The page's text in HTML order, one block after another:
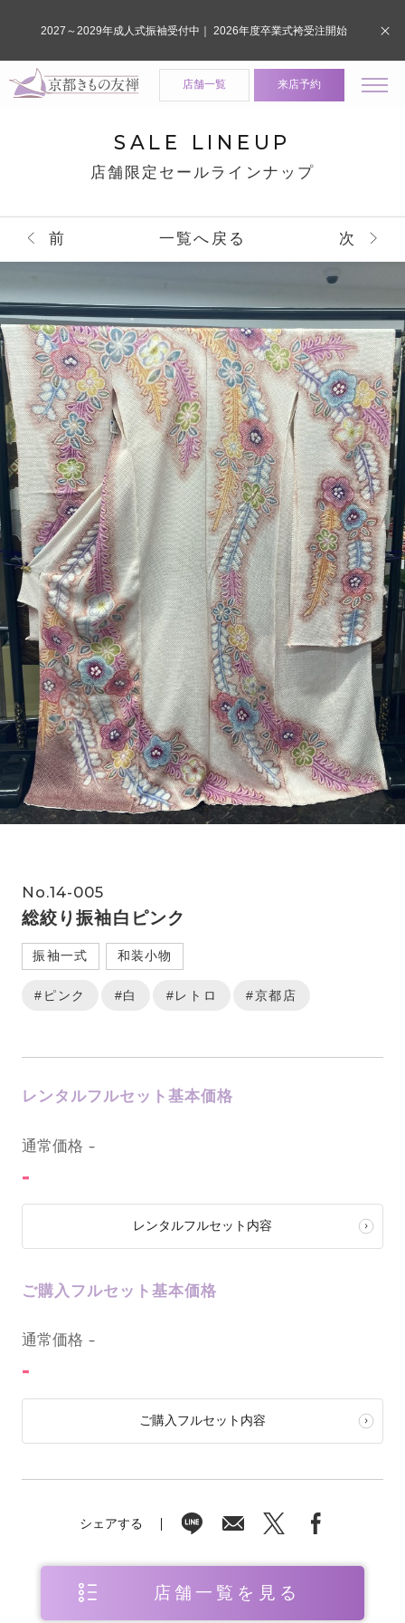
店舗一覧 来店予約
SALE LINEUP
店舗限定セールラインナップ
前 一覧へ戻る 次
No.14-005
総絞り振袖白ピンク
振袖一式 和装小物
#ピンク #白 #レトロ #京都店
レンタルフルセット基本価格
通常価格 -
-
レンタルフルセット内容
ご購入フルセット基本価格
通常価格 -
-
ご購入フルセット内容
シェアする
店舗一覧を見る
2027～2029年成人式振袖受付中｜ 2026年度卒業式袴受注開始